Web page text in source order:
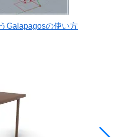
Galapagosの使い方